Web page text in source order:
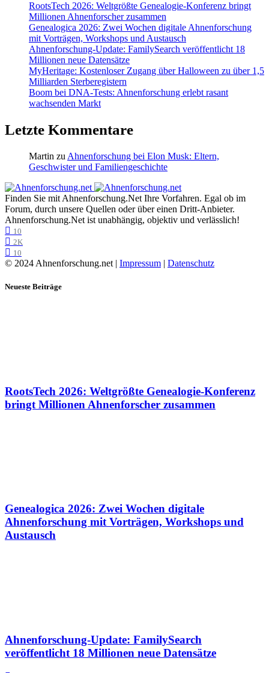
RootsTech 2026: Weltgrößte Genealogie-Konferenz bringt
Millionen Ahnenforscher zusammen
Genealogica 2026: Zwei Wochen digitale Ahnenforschung
mit Vorträgen, Workshops und Austausch
Ahnenforschung-Update: FamilySearch veröffentlicht 18
Millionen neue Datensätze
MyHeritage: Kostenloser Zugang über Halloween zu über 1,5
Milliarden Sterberegistern
Boom bei DNA-Tests: Ahnenforschung erlebt rasant
wachsenden Markt
Letzte Kommentare
Martin zu Ahnenforschung bei Elon Musk: Eltern,
Geschwister und Familiengeschichte
Finden Sie mit Ahnenforschung.Net Ihre Vorfahren. Egal ob im
Forum, durch unsere Quellen oder über einen Dritt-Anbieter.
Ahnenforschung.Net ist unabhängig, objektiv und verlässlich!
10
2K
10
© 2024 Ahnenforschung.net | Impressum | Datenschutz
Neueste Beiträge
RootsTech 2026: Weltgrößte Genealogie-Konferenz
bringt Millionen Ahnenforscher zusammen
Genealogica 2026: Zwei Wochen digitale
Ahnenforschung mit Vorträgen, Workshops und
Austausch
Ahnenforschung-Update: FamilySearch
veröffentlicht 18 Millionen neue Datensätze